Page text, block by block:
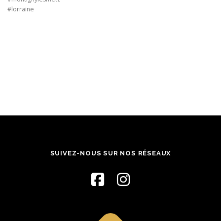
#lorraine
SUIVEZ-NOUS SUR NOS RÉSEAUX